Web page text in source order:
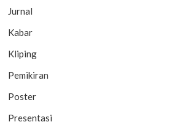
Jurnal
Kabar
Kliping
Pemikiran
Poster
Presentasi